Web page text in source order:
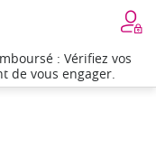
: Vérifiez vos
de vous engager.